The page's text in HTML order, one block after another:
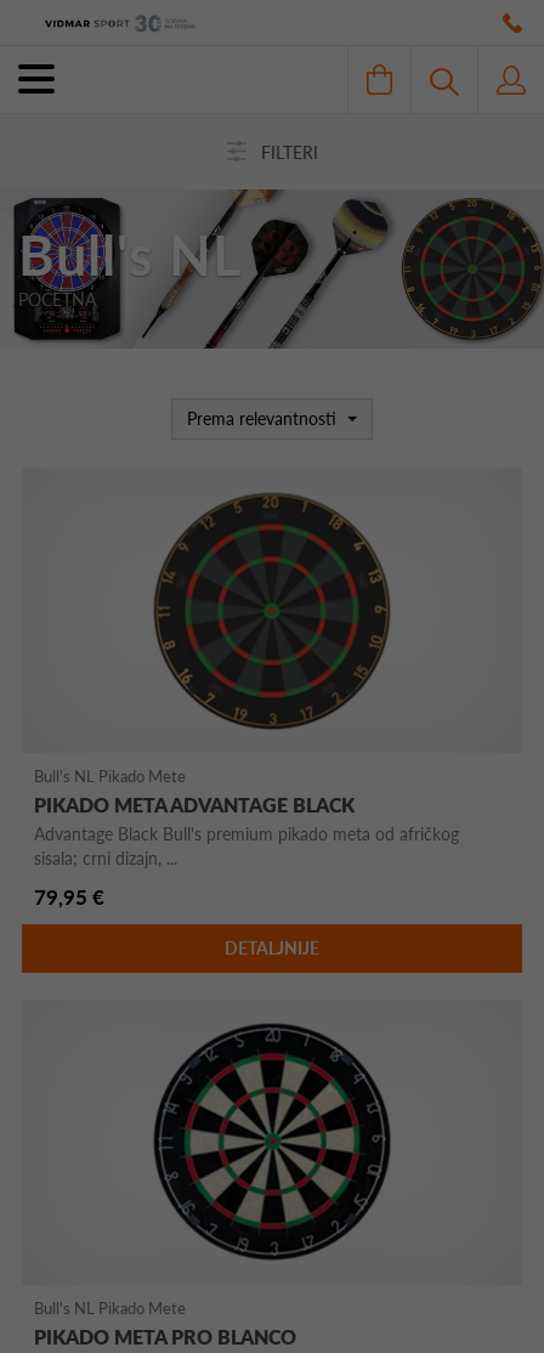
FILTERI
Bull's NL
POČETNA
Prema relevantnosti
Bull's NL Pikado Mete
PIKADO META ADVANTAGE BLACK
Advantage Black Bull's premium pikado meta od afričkog
sisala; crni dizajn, ...
79,95 €
DETALJNIJE
Bull's NL Pikado Mete
PIKADO META PRO BLANCO